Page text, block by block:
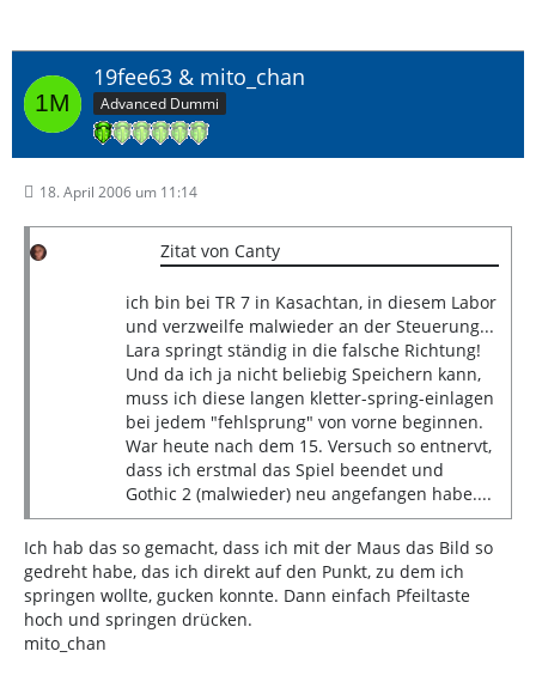
19fee63 & mito_chan
Advanced Dummi
18. April 2006 um 11:14
Zitat von Canty
ich bin bei TR 7 in Kasachtan, in diesem Labor
und verzweilfe malwieder an der Steuerung...
Lara springt ständig in die falsche Richtung!
Und da ich ja nicht beliebig Speichern kann,
muss ich diese langen kletter-spring-einlagen
bei jedem "fehlsprung" von vorne beginnen.
War heute nach dem 15. Versuch so entnervt,
dass ich erstmal das Spiel beendet und
Gothic 2 (malwieder) neu angefangen habe....
Ich hab das so gemacht, dass ich mit der Maus das Bild so
gedreht habe, das ich direkt auf den Punkt, zu dem ich
springen wollte, gucken konnte. Dann einfach Pfeiltaste
hoch und springen drücken.
mito_chan